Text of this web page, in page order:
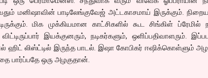
மனிஷாவின் பாடிலேங்குவேஜ் அட்டகாசமாய் இருக்கும்.
மிக முக்கியமான காட்சிகளில் கூட சிங்கிள் ப்ரேமில்
இயக்குனரும், நடிகர்களும், ஒளிப்பதிவாளரும்.
ஹிட் லிஸ்ட்டில் இருந்த பாடல். இஷா கோபிகர் ஈஷிக்கொள்ளும்
பார்ப்பதே ஒரு அழகுதான்.